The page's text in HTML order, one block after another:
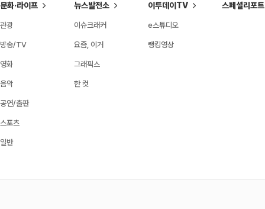
문화·라이프
관광
방송/TV
영화
음악
공연/출판
스포츠
일반
뉴스발전소
이슈크래커
요즘, 이거
그래픽스
한 컷
이투데이TV
e스튜디오
랭킹영상
스페셜리포트